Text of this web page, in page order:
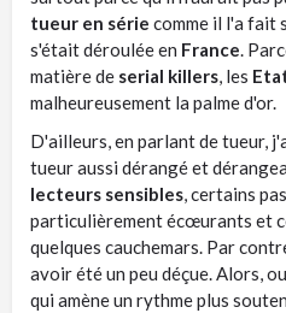
tueur en série comme il l'a fait
s'était déroulée en France .
matière de serial killers , les
malheureusement la palme d'or.
D'ailleurs, en parlant de tueur,
tueur aussi dérangé et
lecteurs sensibles , certains
particulièrement écœurants et
quelques cauchemars. Par
avoir été un peu déçue. Alors,
qui amène un rythme plus